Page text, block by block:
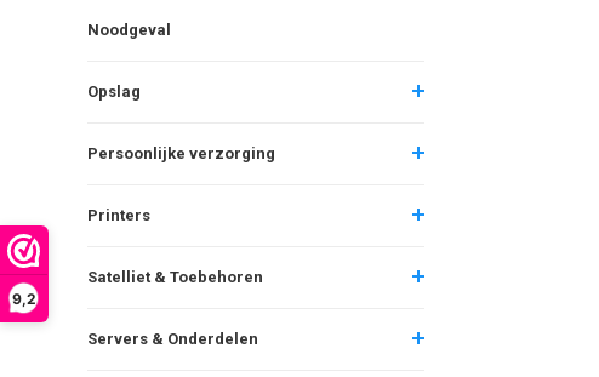
9,2
Noodgeval
Opslag
Persoonlijke verzorging
Printers
Satelliet & Toebehoren
Servers & Onderdelen